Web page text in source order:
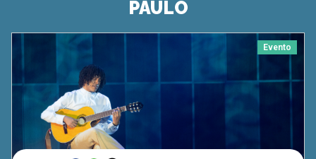
PAULO
Evento